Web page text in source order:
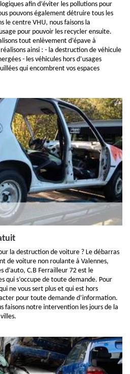
afin d’éviter les pollutions pour
pouvons également détruire tous les
le centre VHU, nous faisons la
pour pouvoir les recycler ensuite.
tout enlèvement d’épave à
ainsi : - la destruction de véhicule
- les véhicules hors d’usages
qui encombrent vos espaces
la destruction de voiture ? Le débarras
de voiture non roulante à Valennes,
d’auto, C.B Ferrailleur 72 est le
qui s’occupe de toute demande. Pour
ne vous sert plus et qui est hors
pour toute demande d’information.
faisons notre intervention les jours de la